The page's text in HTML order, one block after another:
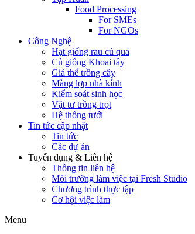
Food Processing
For SMEs
For NGOs
Công Nghệ
Hạt giống rau củ quả
Củ giống Khoai tây
Giá thể trồng cây
Màng lợp nhà kính
Kiểm soát sinh học
Vật tư trồng trọt
Hệ thống tưới
Tin tức cập nhật
Tin tức
Các dự án
Tuyển dụng & Liên hệ
Thông tin liên hệ
Môi trường làm việc tại Fresh Studio
Chương trình thực tập
Cơ hội việc làm
Menu